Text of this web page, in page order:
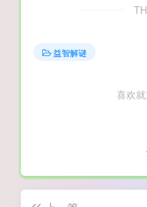
益智解谜
喜欢